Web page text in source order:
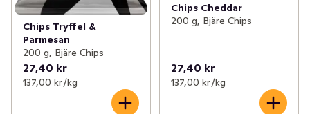
Chips Tryffel &
Parmesan
200 g, Bjäre Chips
27,40 kr
137,00 kr /kg
Chips Cheddar
200 g, Bjäre Chips
27,40 kr
137,00 kr /kg